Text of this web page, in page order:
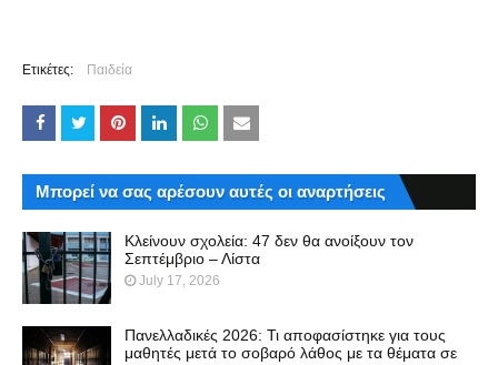
Ετικέτες: Παιδεία
Μπορεί να σας αρέσουν αυτές οι αναρτήσεις
Κλείνουν σχολεία: 47 δεν θα ανοίξουν τον
Σεπτέμβριο – Λίστα
July 17, 2026
Πανελλαδικές 2026: Τι αποφασίστηκε για τους
μαθητές μετά το σοβαρό λάθος με τα θέματα σε